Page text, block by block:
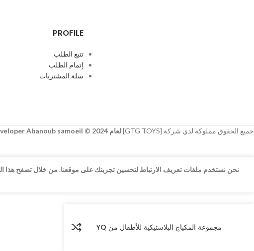
PROFILE
تتبع الطلب
إتمام الطلب
سلة المشتريات
جميع الحقوق مملوكة لدي شركة [GTG TOYS] لعام 2024 © developer Abanoub samoeil
نحن نستخدم ملفات تعريف الارتباط لتحسين تجربتك على موقعنا. من خلال تصفح هذا
مجموعة المكياج البلاستيكية للأطفال من YQ